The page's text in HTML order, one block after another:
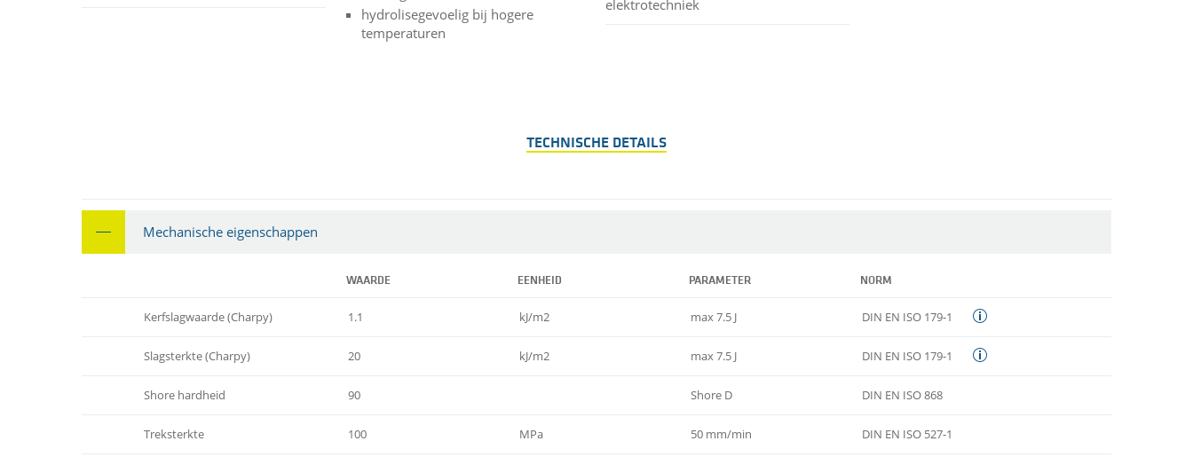
hydrolisegevoelig bij hogere
temperaturen
elektrotechniek
TECHNISCHE DETAILS
Mechanische eigenschappen
WAARDE EENHEID PARAMETER NORM
Kerfslagwaarde (Charpy) 1.1 kJ/m2 max 7.5 J DIN EN ISO 179-1
Slagsterkte (Charpy) 20 kJ/m2 max 7.5 J DIN EN ISO 179-1
Shore hardheid 90 Shore D DIN EN ISO 868
Treksterkte 100 MPa 50 mm/min DIN EN ISO 527-1